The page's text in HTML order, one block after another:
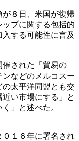
８日、米国が復帰
プに関する包括的
する可能性に言及
された「貿易の
などのメルコスー
太平洋同盟とも交
い市場にする」と
」と述べた。
０１６年に署名され